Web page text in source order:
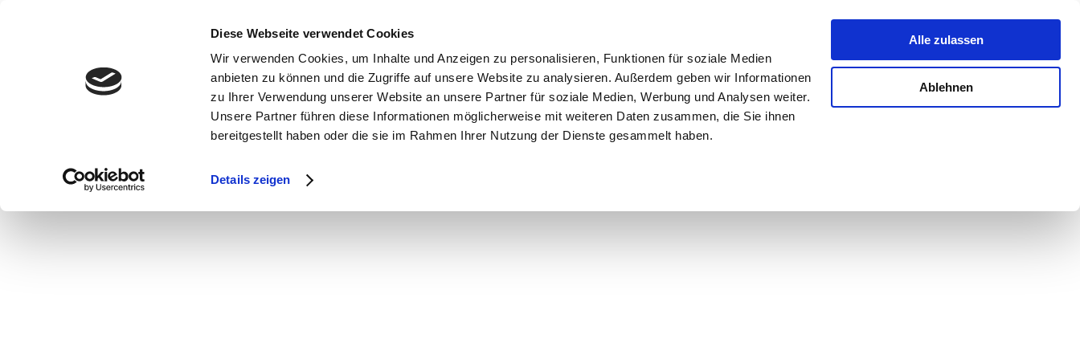
Diese Webseite verwendet Cookies
Wir verwenden Cookies, um Inhalte und Anzeigen zu personalisieren, Funktionen für soziale Medien
anbieten zu können und die Zugriffe auf unsere Website zu analysieren. Außerdem geben wir Informationen
zu Ihrer Verwendung unserer Website an unsere Partner für soziale Medien, Werbung und Analysen weiter.
Unsere Partner führen diese Informationen möglicherweise mit weiteren Daten zusammen, die Sie ihnen
bereitgestellt haben oder die sie im Rahmen Ihrer Nutzung der Dienste gesammelt haben.
Details zeigen
Alle zulassen
Ablehnen